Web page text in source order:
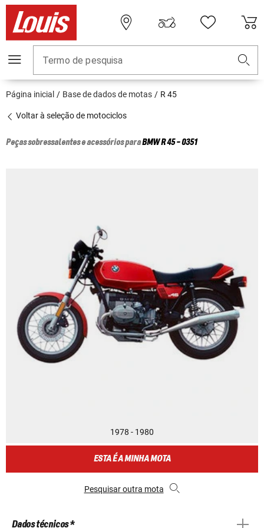
Termo de pesquisa
Página inicial Base de dados de motas R 45
Voltar à seleção de motociclos
Peças sobressalentes e acessórios paraBMWR 45 - 0351
1978 - 1980
ESTA É A MINHA MOTA
Pesquisar outra mota
Dados técnicos *